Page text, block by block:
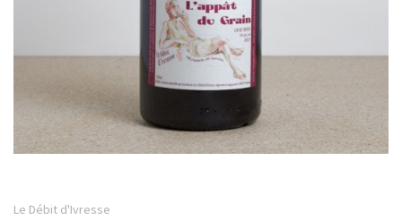
Le Débit d'Ivresse